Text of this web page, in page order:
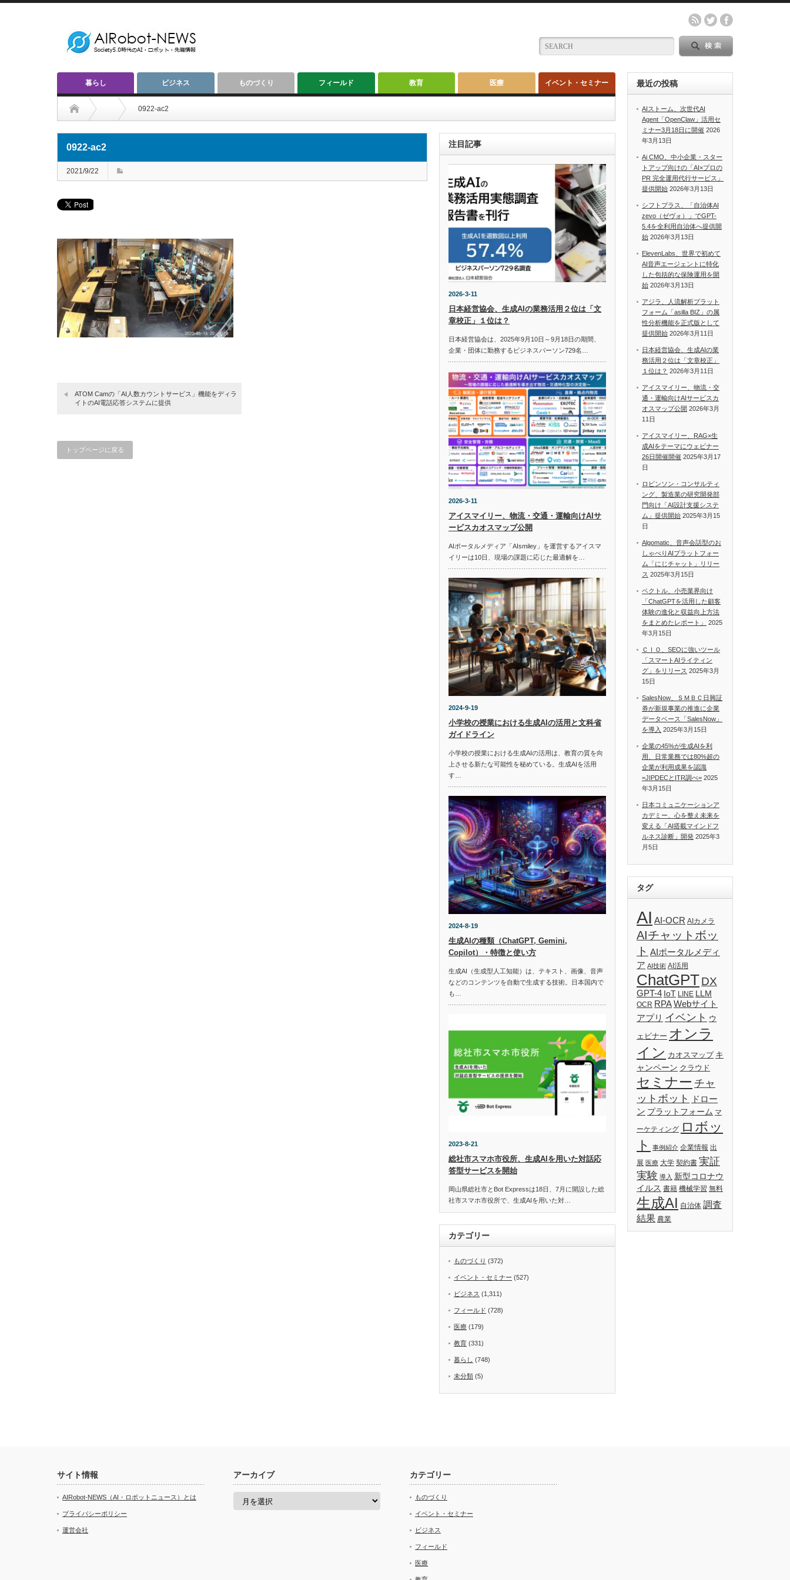
暮らし ビジネス ものづくり フィールド 教育 医療 イベント・セミナー
0922-ac2
0922-ac2
2021/9/22
ATOM Camの「AI人数カウントサービス」機能をディラ
イトのAI電話応答システムに提供
トップページに戻る
注目記事
2026-3-11
日本経営協会、生成AIの業務活用２位は「文
章校正」１位は？
日本経営協会は、2025年9月10日～9月18日の期間、
企業・団体に勤務するビジネスパーソン729名…
2026-3-11
アイスマイリー、物流・交通・運輸向けAIサ
ービスカオスマップ公開
AIポータルメディア「AIsmiley」を運営するアイスマ
イリーは10日、現場の課題に応じた最適解を…
2024-9-19
小学校の授業における生成AIの活用と文科省
ガイドライン
小学校の授業における生成AIの活用は、教育の質を向
上させる新たな可能性を秘めている。生成AIを活用
す…
2024-8-19
生成AIの種類（ChatGPT, Gemini,
Copilot）・特徴と使い方
生成AI（生成型人工知能）は、テキスト、画像、音声
などのコンテンツを自動で生成する技術。日本国内で
も…
2023-8-21
総社市スマホ市役所、生成AIを用いた対話応
答型サービスを開始
岡山県総社市とBot Expressは18日、7月に開設した総
社市スマホ市役所で、生成AIを用いた対…
カテゴリー
ものづくり (372)
イベント・セミナー (527)
ビジネス (1,311)
フィールド (728)
医療 (179)
教育 (331)
暮らし (748)
未分類 (5)
最近の投稿
AIストーム、次世代AI
Agent「OpenClaw」活用セ
ミナー3月18日に開催 2026
年3月13日
Ai CMO、中小企業・スター
トアップ向けの「AI×プロの
PR 完全運用代行サービス」
提供開始 2026年3月13日
シフトプラス、「自治体AI
zevo（ゼヴォ）」でGPT-
5.4を全利用自治体へ提供開
始 2026年3月13日
ElevenLabs、世界で初めて
AI音声エージェントに特化
した包括的な保険運用を開
始 2026年3月13日
アジラ、人流解析プラット
フォーム「asilla BIZ」の属
性分析機能を正式版として
提供開始 2026年3月11日
日本経営協会、生成AIの業
務活用２位は「文章校正」
１位は？ 2026年3月11日
アイスマイリー、物流・交
通・運輸向けAIサービスカ
オスマップ公開 2026年3月
11日
アイスマイリー、RAG×生
成AIをテーマにウェビナー
26日開催開催 2025年3月17
日
ロビンソン・コンサルティ
ング、製造業の研究開発部
門向け「AI設計支援システ
ム」提供開始 2025年3月15
日
Algomatic、音声会話型のお
しゃべりAIプラットフォー
ム「にじチャット」リリー
ス 2025年3月15日
ベクトル、小売業界向け
「ChatGPTを活用した顧客
体験の進化と収益向上方法
をまとめたレポート」
2025
年3月15日
ＣＩＯ、SEOに強いツール
「スマートAIライティン
グ」をリリース 2025年3月
15日
SalesNow、ＳＭＢＣ日興証
券が新規事業の推進に企業
データベース「SalesNow」
を導入 2025年3月15日
企業の45%が生成AIを利
用、日常業務では80%超の
企業が利用成果を認識
=JIPDECとITR調べ= 2025
年3月15日
日本コミュニケーションア
カデミー、心を整え未来を
変える「AI搭載マインドフ
ルネス診断」開発 2025年3
月5日
タグ
AI AI-OCR AIカメラ
AIチャットボッ
ト AIポータルメディ
ア AI技術 AI活用
ChatGPTDX
GPT-4 IoT LINE LLM
OCR RPAWebサイト
アプリ イベント ウ
ェビナー オンラ
イン カオスマップ キ
ャンペーン クラウド
セミナー チャ
ットボット
ドロー
ン プラットフォーム マ
ーケティング ロボッ
ト
事例紹介 企業情報 出
展 医療 大学 契約書 実証
実験 導入 新型コロナウ
イルス 書籍 機械学習 無料
生成AI 自治体 調査
結果 農業
サイト情報
AIRobot-NEWS（AI・ロボットニュース）とは
プライバシーポリシー
運営会社
アーカイブ
ア
カテゴリー
ものづくり
イベント・セミナー
ビジネス
フィールド
医療